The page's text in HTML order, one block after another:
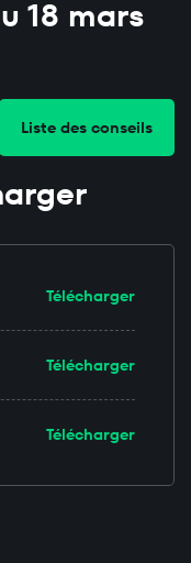
18 mars
Liste des conseils
Télécharger
Télécharger
Télécharger